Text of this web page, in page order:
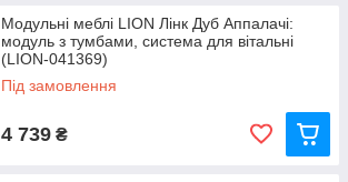
Модульні меблі LION Лінк Дуб Аппалачі:
модуль з тумбами, система для вітальні
(LION-041369)
Під замовлення
4 739 ₴